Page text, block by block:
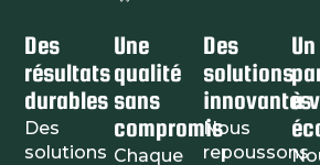
Des
résultats
durables
Des
solutions
Une
qualité
sans
compromis
Chaque
Des
solutions
innovantes
Nous
repoussons
Un
à